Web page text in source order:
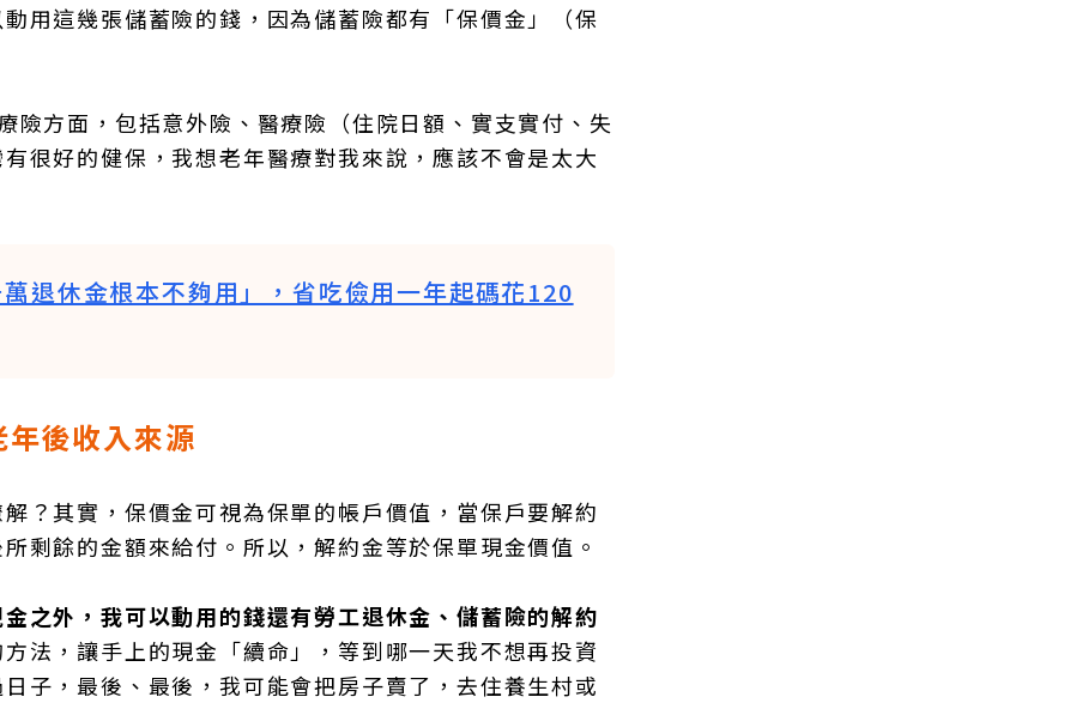
用這幾張儲蓄險的錢，因為儲蓄險都有「保價金」（保
險方面，包括意外險、醫療險（住院日額、實支實付、失
很好的健保，我想老年醫療對我來說，應該不會是太大
退休金根本不夠用」，省吃儉用一年起碼花120
後收入來源
？其實，保價金可視為保單的帳戶價值，當保戶要解約
剩餘的金額來給付。所以，解約金等於保單現金價值。
之外，我可以動用的錢還有勞工退休金、儲蓄險的解約
法，讓手上的現金「續命」，等到哪一天我不想再投資
子，最後、最後，我可能會把房子賣了，去住養生村或